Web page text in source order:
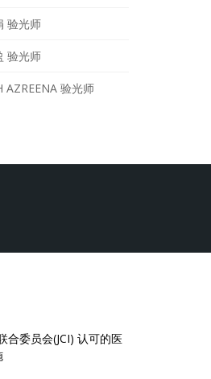
验光师
验光师
AZREENA 验光师
合委员会(JCI) 认可的医